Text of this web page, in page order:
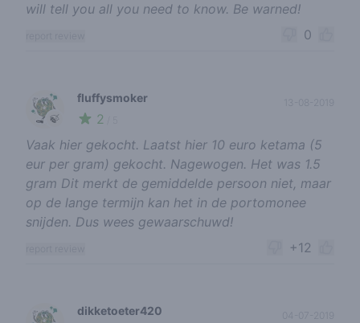
will tell you all you need to know. Be warned!
0
🍃
fluffysmoker
2
13-08-2019
Vaak hier gekocht. Laatst hier 10 euro ketama (5
eur per gram) gekocht. Nagewogen. Het was 1.5
gram Dit merkt de gemiddelde persoon niet, maar
op de lange termijn kan het in de portomonee
snijden. Dus wees gewaarschuwd!
+12
dikketoeter420